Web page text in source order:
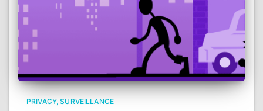
PRIVACY SURVEILLANCE